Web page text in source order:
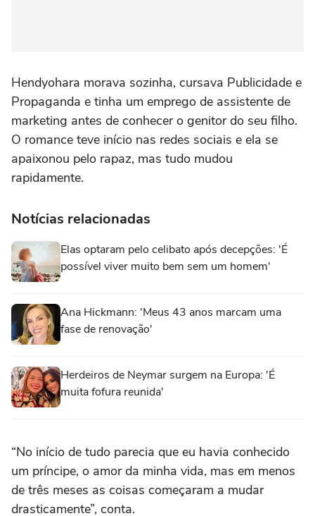
Hendyohara morava sozinha, cursava Publicidade e
Propaganda e tinha um emprego de assistente de
marketing antes de conhecer o genitor do seu filho.
O romance teve início nas redes sociais e ela se
apaixonou pelo rapaz, mas tudo mudou
rapidamente.
Notícias relacionadas
Elas optaram pelo celibato após decepções: 'É
possível viver muito bem sem um homem'
Ana Hickmann: 'Meus 43 anos marcam uma
fase de renovação'
Herdeiros de Neymar surgem na Europa: 'É
muita fofura reunida'
“No início de tudo parecia que eu havia conhecido
um príncipe, o amor da minha vida, mas em menos
de três meses as coisas começaram a mudar
drasticamente”, conta.